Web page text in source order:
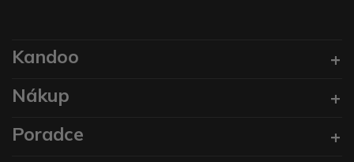
Kandoo
Nákup
Poradce